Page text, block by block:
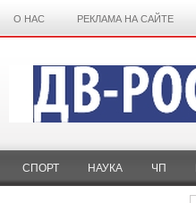
О НАС РЕКЛАМА НА САЙТЕ
СПОРТ НАУКА ЧП